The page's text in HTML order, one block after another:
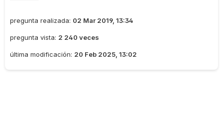
pregunta realizada: 02 Mar 2019, 13:34
pregunta vista: 2 240 veces
última modificación: 20 Feb 2025, 13:02